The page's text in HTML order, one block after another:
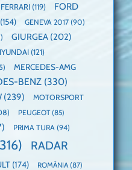
FERRARI (119)
FORD
GENEVA 2017 (90)
GIURGEA (202)
(121)
MERCEDES-AMG
BENZ (330)
(239)
MOTORSPORT
PEUGEOT(85)
PRIMA TURA (94)
RADAR
(174) ROMÂNIA(87)